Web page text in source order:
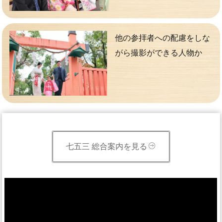
他の参拝者への配慮をしな
がら撮影ができる人物か
七五三 総合案内を見る